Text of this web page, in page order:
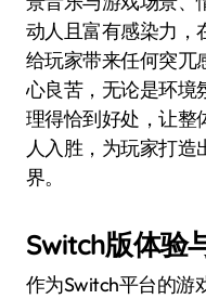
动人且富有感染力，
给玩家带来任何突兀
心良苦，无论是环境
理得恰到好处，让整
人入胜，为玩家打
界。
Switch版体验
作为Switch平台的游